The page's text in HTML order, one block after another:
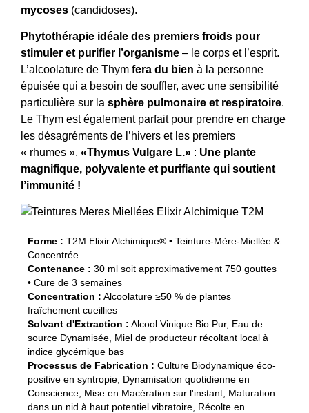
mycoses (candidoses).
Phytothérapie idéale des premiers froids pour
stimuler et purifier l’organisme – le corps et l’esprit.
L’alcoolature de Thym fera du bien à la personne
épuisée qui a besoin de souffler, avec une sensibilité
particulière sur la sphère pulmonaire et respiratoire.
Le Thym est également parfait pour prendre en charge
les désagréments de l’hivers et les premiers
« rhumes ». «Thymus Vulgare L.» : Une plante
magnifique, polyvalente et purifiante qui soutient
l’immunité !
Forme : T2M Elixir Alchimique® • Teinture-Mère-Miellée &
Concentrée
Contenance : 30 ml soit approximativement 750 gouttes
• Cure de 3 semaines
Concentration : Alcoolature ≥50 % de plantes
fraîchement cueillies
Solvant d'Extraction : Alcool Vinique Bio Pur, Eau de
source Dynamisée, Miel de producteur récoltant local à
indice glycémique bas
Processus de Fabrication : Culture Biodynamique éco-
positive en syntropie, Dynamisation quotidienne en
Conscience, Mise en Macération sur l'instant, Maturation
dans un nid à haut potentiel vibratoire, Récolte en